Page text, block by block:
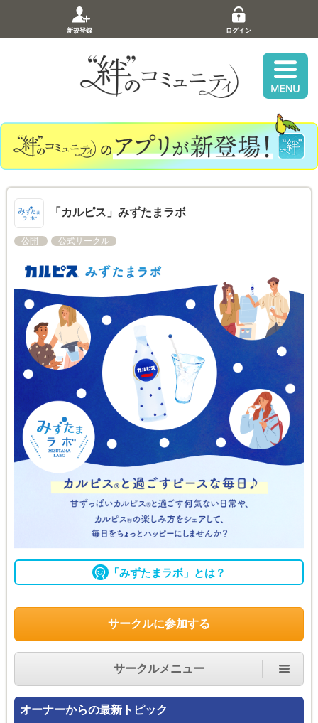
新規登録 ログイン
「カルピス」みずたまラボ
公開 公式サークル
「みずたまラボ」とは？
サークルに参加する
サークルメニュー
オーナーからの最新トピック